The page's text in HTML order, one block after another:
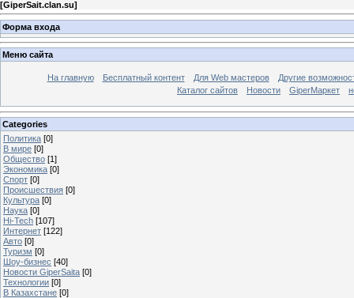
[GiperSait.clan.su]
Форма входа
Меню сайта
На главную Бесплатный контент Для Web мастеров
Другие
Каталог сайтов
Новости GiperМаркет
Categories
Политика [0]
В мире [0]
Общество [1]
Экономика [0]
Спорт [0]
Происшествия [0]
Культура [0]
Наука [0]
Hi-Tech [107]
Интернет [122]
Авто [0]
Туризм [0]
Шоу-бизнес [40]
Новости GiperSaita [0]
Технологии [0]
В Казахстане [0]